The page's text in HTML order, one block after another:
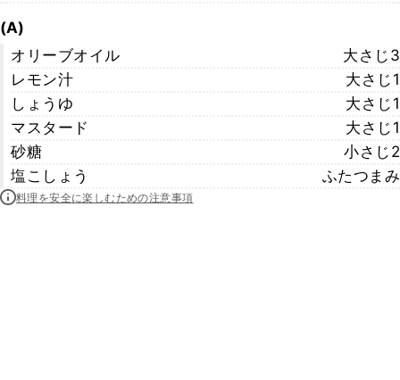
(A)
オリーブオイル
大さじ3
レモン汁
大さじ1
しょうゆ
大さじ1
マスタード
大さじ1
砂糖
小さじ2
塩こしょう
ふたつまみ
料理を安全に楽しむための注意事項